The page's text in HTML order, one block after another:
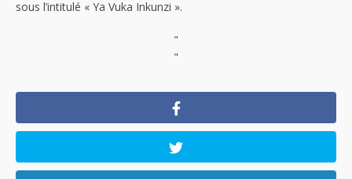
sous l’intitulé « Ya Vuka Inkunzi ».
"
"